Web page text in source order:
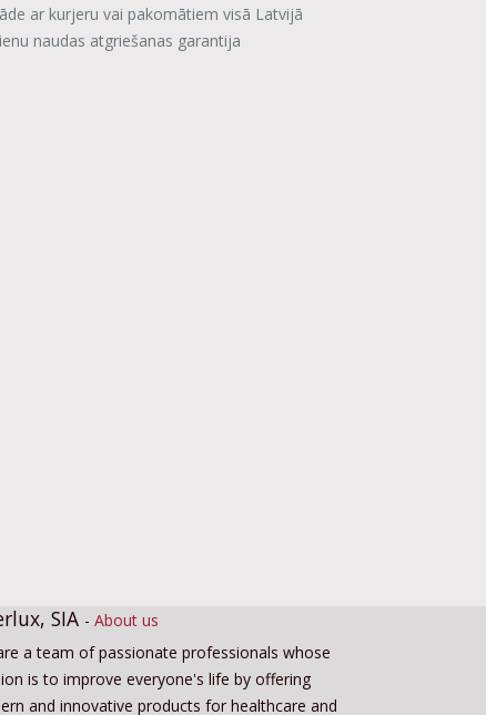
ar kurjeru vai pakomātiem visā Latvijā
naudas atgriešanas garantija
SIA - About us
a team of passionate professionals whose
is to improve everyone's life by offering
and innovative products for healthcare and